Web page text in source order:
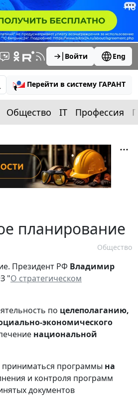
Войти Eng
Перейти в систему ГАРАНТ
Общество IT Профессия
планирование
Общество
Президент РФ Владимир
"О стратегическом
по целеполаганию,
экономического
национальной
приниматься программы на
и контроля программ
документов